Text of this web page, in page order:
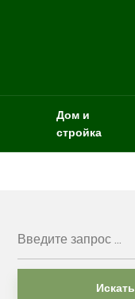
Дом и
стройка
Искать